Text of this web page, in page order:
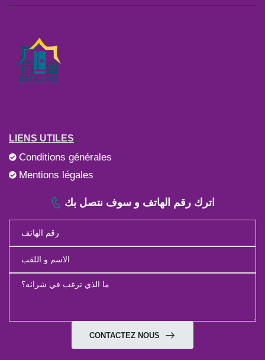
LIENS UTILES
Conditions générales
Mentions légales
اترك رقم الهاتف و سوف نتصل بك
CONTACTEZ NOUS